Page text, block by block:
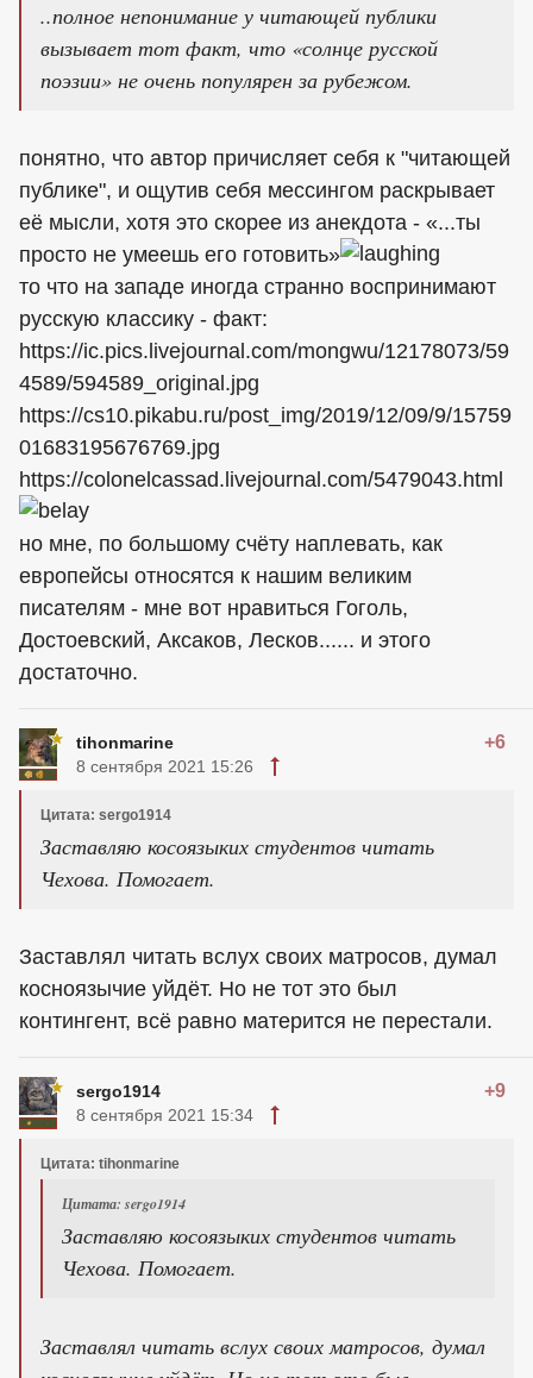
..полное непонимание у читающей публики
вызывает тот факт, что «солнце русской
поэзии» не очень популярен за рубежом.
понятно, что автор причисляет себя к "читающей
публике", и ощутив себя мессингом раскрывает
её мысли, хотя это скорее из анекдота - «...ты
просто не умеешь его готовить»
то что на западе иногда странно воспринимают
русскую классику - факт:
https://ic.pics.livejournal.com/mongwu/12178073/59
4589/594589_original.jpg
https://cs10.pikabu.ru/post_img/2019/12/09/9/15759
01683195676769.jpg
https://colonelcassad.livejournal.com/5479043.html
но мне, по большому счёту наплевать, как
европейсы относятся к нашим великим
писателям - мне вот нравиться Гоголь,
Достоевский, Аксаков, Лесков...... и этого
достаточно.
tihonmarine +6
8 сентября 2021 15:26
Цитата: sergo1914
Заставляю косоязыких студентов читать
Чехова. Помогает.
Заставлял читать вслух своих матросов, думал
косноязычие уйдёт. Но не тот это был
контингент, всё равно матерится не перестали.
sergo1914 +9
8 сентября 2021 15:34
Цитата: tihonmarine
Цитата: sergo1914
Заставляю косоязыких студентов читать
Чехова. Помогает.
Заставлял читать вслух своих матросов, думал